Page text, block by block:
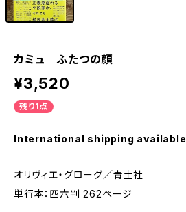
カミュ ふたつの顔
¥3,520
残り1点
International shipping available
オリヴィエ・グローグ／青土社
単行本：四六判 262ページ